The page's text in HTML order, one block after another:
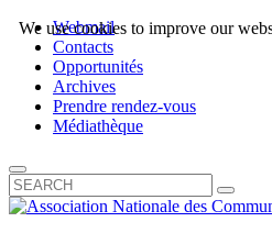
Webmail
Contacts
Opportunités
Archives
Prendre rendez-vous
Médiathèque
We use cookies to improve our